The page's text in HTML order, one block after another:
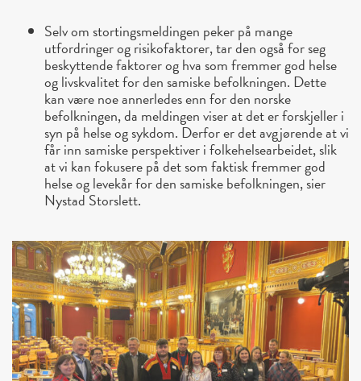
Selv om stortingsmeldingen peker på mange
utfordringer og risikofaktorer, tar den også for seg
beskyttende faktorer og hva som fremmer god helse
og livskvalitet for den samiske befolkningen. Dette
kan være noe annerledes enn for den norske
befolkningen, da meldingen viser at det er forskjeller i
syn på helse og sykdom. Derfor er det avgjørende at vi
får inn samiske perspektiver i folkehelsearbeidet, slik
at vi kan fokusere på det som faktisk fremmer god
helse og levekår for den samiske befolkningen, sier
Nystad Storslett.